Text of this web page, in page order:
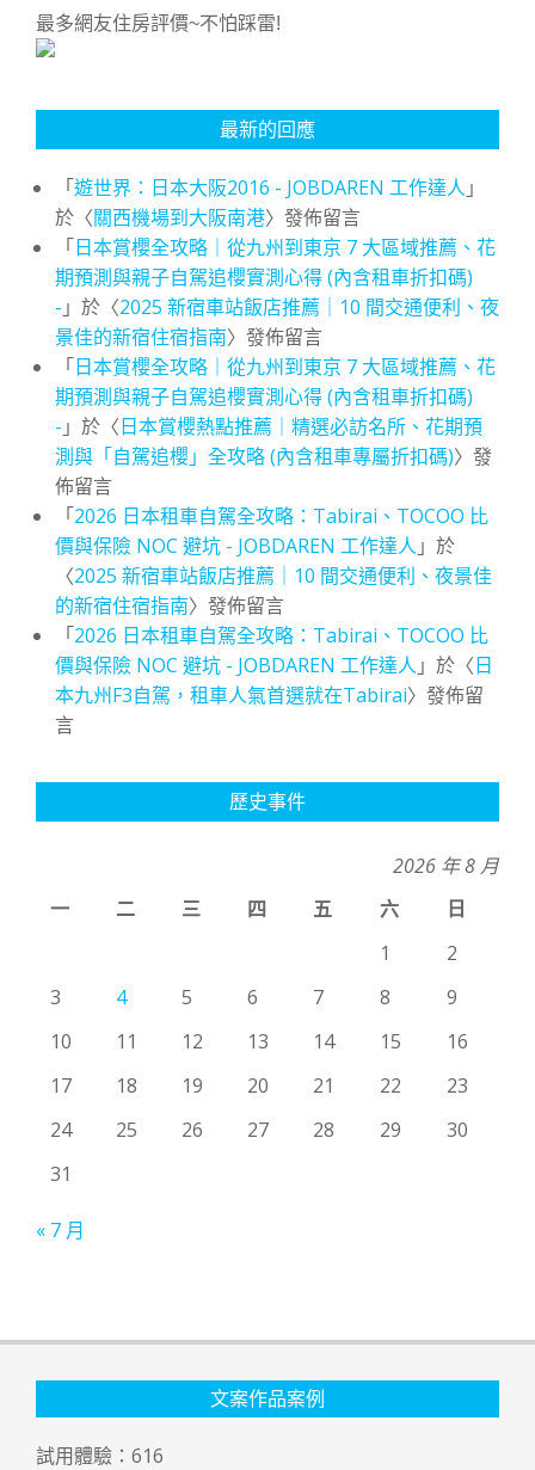
最多網友住房評價~不怕踩雷!
最新的回應
「遊世界：日本大阪2016 - JOBDAREN 工作達人 」
於〈關西機場到大阪南港〉發佈留言
「日本賞櫻全攻略｜從九州到東京 7 大區域推薦、花
期預測與親子自駕追櫻實測心得 (內含租車折扣碼)
- 」於〈2025 新宿車站飯店推薦｜10 間交通便利、夜
景佳的新宿住宿指南〉發佈留言
「日本賞櫻全攻略｜從九州到東京 7 大區域推薦、花
期預測與親子自駕追櫻實測心得 (內含租車折扣碼)
- 」於〈日本賞櫻熱點推薦｜精選必訪名所、花期預
測與「自駕追櫻」全攻略 (內含租車專屬折扣碼)〉發
佈留言
「2026 日本租車自駕全攻略：Tabirai、TOCOO 比
價與保險 NOC 避坑 - JOBDAREN 工作達人 」於
〈2025 新宿車站飯店推薦｜10 間交通便利、夜景佳
的新宿住宿指南〉發佈留言
「2026 日本租車自駕全攻略：Tabirai、TOCOO 比
價與保險 NOC 避坑 - JOBDAREN 工作達人 」於〈日
本九州F3自駕，租車人氣首選就在Tabirai〉發佈留
言
歷史事件
2026 年 8 月
一
二 三 四 五 六
日
1
2
3
4 5 6 7 8
9
10
11 12 13 14 15
16
17
18 19 20 21 22
23
24
25 26 27 28 29
30
31
« 7 月
文案作品案例
試用體驗： 616